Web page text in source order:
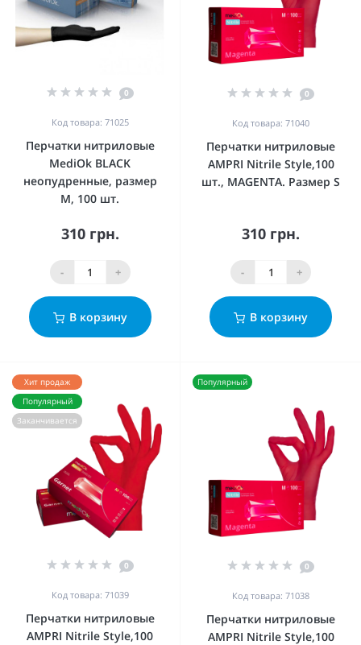
0
Код товара: 71025
Перчатки нитриловые
MediOk BLACK
неопудренные, размер
M, 100 шт.
310 грн.
- +
В корзину
0
Код товара: 71040
Перчатки нитриловые
AMPRI Nitrile Style,100
шт., MAGENTA. Размер S
310 грн.
- +
В корзину
Хит продаж
Популярный
Заканчивается
0
Код товара: 71039
Перчатки нитриловые
AMPRI Nitrile Style,100
Популярный
0
Код товара: 71038
Перчатки нитриловые
AMPRI Nitrile Style,100